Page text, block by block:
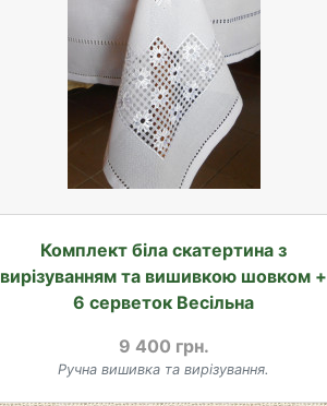
Комплект біла скатертина з
вирізуванням та вишивкою шовком +
6 серветок Весільна
9 400 грн.
Ручна вишивка та вирізування.